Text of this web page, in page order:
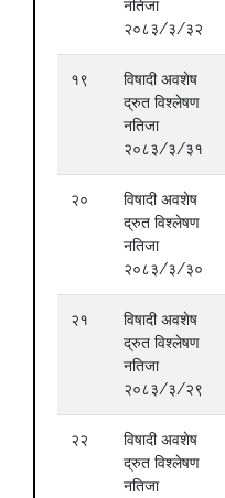
नतिजा
२०८३/३/३२
१९
विषादी अवशेष
द्रुत विश्लेषण
नतिजा
२०८३/३/३१
२०
विषादी अवशेष
द्रुत विश्लेषण
नतिजा
२०८३/३/३०
२१
विषादी अवशेष
द्रुत विश्लेषण
नतिजा
२०८३/३/२९
२२
विषादी अवशेष
द्रुत विश्लेषण
नतिजा